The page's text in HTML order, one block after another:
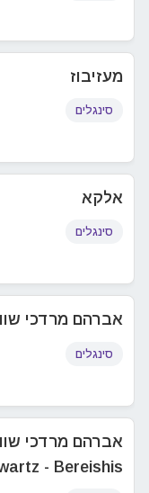
מעזיבוז
סינגלים
אלקא
סינגלים
אברהם מרדכי
סינגלים
- Bereishis